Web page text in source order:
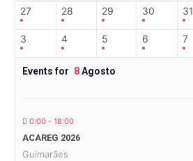
27 28 29 30 31
3 4 5 6 7
Events for 8Agosto
0:00 - 18:00
ACAREG 2026
Guimarães